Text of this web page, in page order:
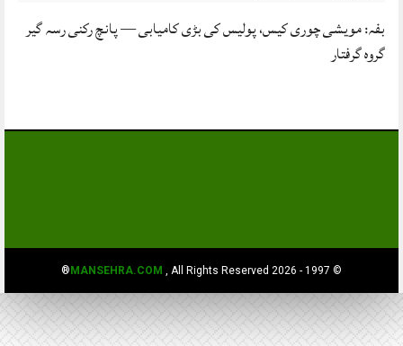
بفہ: مویشی چوری کیس، پولیس کی بڑی کامیابی — پانچ رکنی رسہ گیر
گروہ گرفتار
© 1997 - 2026
MANSEHRA.COM , All Rights Reserved®